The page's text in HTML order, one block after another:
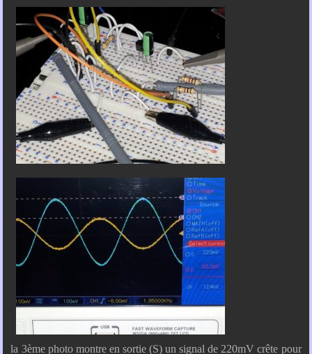
la 3ème photo montre en sortie (S) un signal de 220mV crête pour